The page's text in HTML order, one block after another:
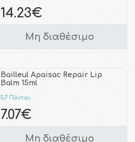
14.23€
Μη διαθέσιμο
Bailleul Apaisac Repair Lip
Balm 15ml
57 Πόντοι
7.07€
Μη διαθέσιμο